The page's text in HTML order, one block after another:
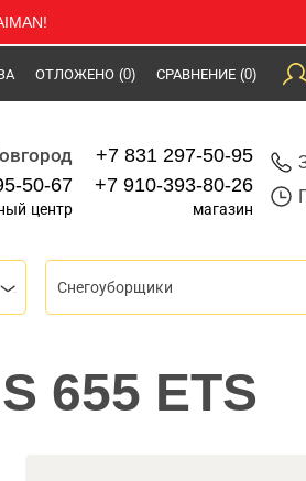
ОТЛОЖЕНО (0) СРАВНЕНИЕ (0)
50-67
центр
+7 831 297-50-95
+7 910-393-80-26
магазин
Снегоуборщики
655 ETS